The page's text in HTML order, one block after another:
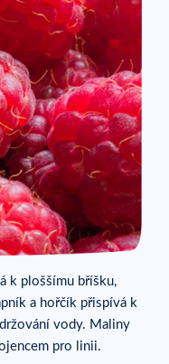
k ploššímu bříšku,
a hořčík přispívá k
vody. Maliny
pro linii.